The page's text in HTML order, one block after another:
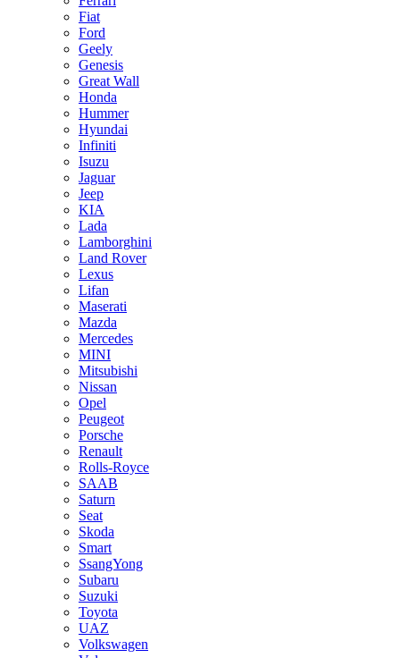
Fiat
Ford
Geely
Genesis
Great Wall
Honda
Hummer
Hyundai
Infiniti
Isuzu
Jaguar
Jeep
KIA
Lada
Lamborghini
Land Rover
Lexus
Lifan
Maserati
Mazda
Mercedes
MINI
Mitsubishi
Nissan
Opel
Peugeot
Porsche
Renault
Rolls-Royce
SAAB
Saturn
Seat
Skoda
Smart
SsangYong
Subaru
Suzuki
Toyota
UAZ
Volkswagen